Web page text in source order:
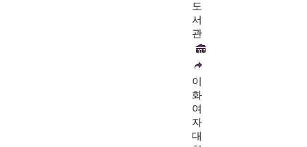
도
서
관
이
화
여
자
대